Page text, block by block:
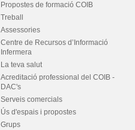
Propostes de formació COIB
Treball
Assessories
Centre de Recursos d’Informació
Infermera
La teva salut
Acreditació professional del COIB -
DAC's
Serveis comercials
Ús d'espais i propostes
Grups